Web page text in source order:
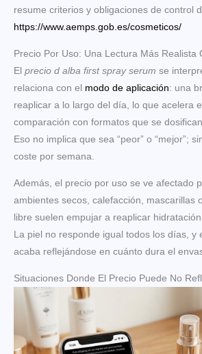
resume criterios y obligaciones de control
https://www.aemps.gob.es/cosmeticos/
Precio Por Uso: Una Lectura Más Realista
El precio d alba first spray serum se
relaciona con el modo de aplicación: una
reaplicar a lo largo del día, lo que acelera
comparación con formatos que se
Eso no implica que sea “peor” o “mejor”;
coste por semana.
Además, el precio por uso se ve afectado
ambientes secos, calefacción, mascarillas
libre suelen empujar a reaplicar
La piel no responde igual todos los días, y
acaba reflejándose en cuánto dura el
Situaciones Donde El Precio Puede No